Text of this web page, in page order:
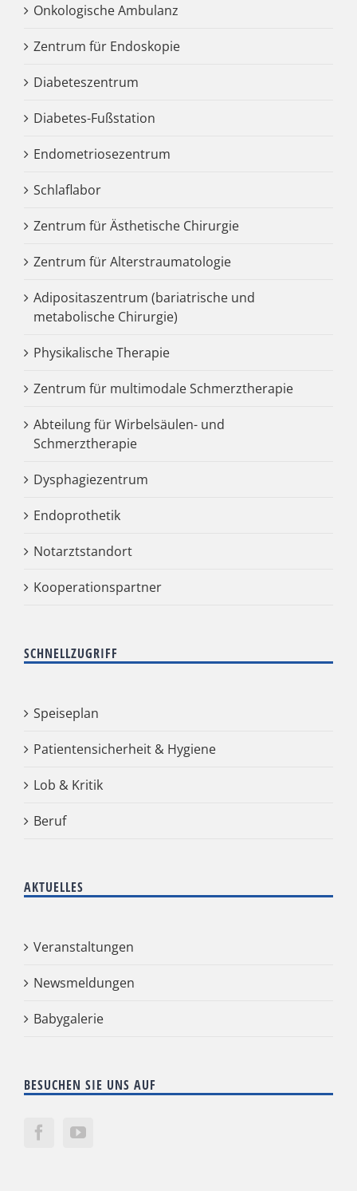
Onkologische Ambulanz
Zentrum für Endoskopie
Diabeteszentrum
Diabetes-Fußstation
Endometriosezentrum
Schlaflabor
Zentrum für Ästhetische Chirurgie
Zentrum für Alterstraumatologie
Adipositaszentrum (bariatrische und
metabolische Chirurgie)
Physikalische Therapie
Zentrum für multimodale Schmerztherapie
Abteilung für Wirbelsäulen- und
Schmerztherapie
Dysphagiezentrum
Endoprothetik
Notarztstandort
Kooperationspartner
SCHNELLZUGRIFF
Speiseplan
Patientensicherheit & Hygiene
Lob & Kritik
Beruf
AKTUELLES
Veranstaltungen
Newsmeldungen
Babygalerie
BESUCHEN SIE UNS AUF